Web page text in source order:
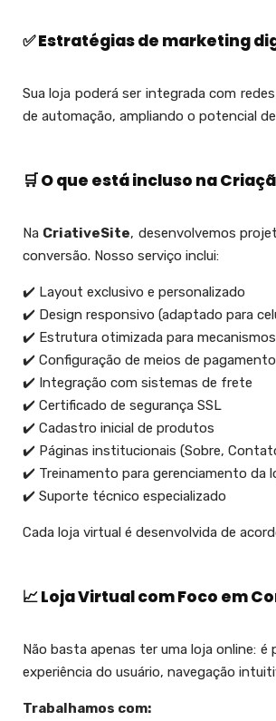
✅ Estratégias de marketing
Sua loja poderá ser integrada com
de automação, ampliando o potencial
🛒 O que está incluso na
Na CriativeSite, desenvolvemos
conversão. Nosso serviço inclui:
✔️ Layout exclusivo e personalizado
✔️ Design responsivo (adaptado para
✔️ Estrutura otimizada para
✔️ Configuração de meios de
✔️ Integração com sistemas de frete
✔️ Certificado de segurança SSL
✔️ Cadastro inicial de produtos
✔️ Páginas institucionais (Sobre,
✔️ Treinamento para gerenciamento da
✔️ Suporte técnico especializado
Cada loja virtual é desenvolvida de
📈 Loja Virtual com Foco em
Não basta apenas ter uma loja online:
experiência do usuário, navegação
Trabalhamos com: